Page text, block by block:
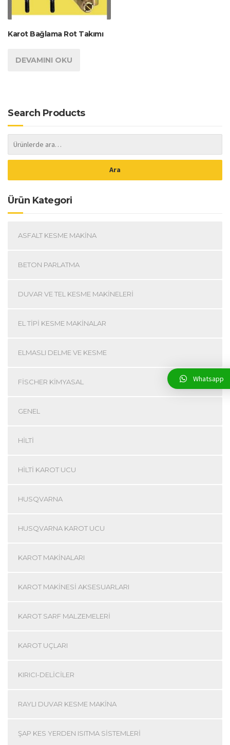
Karot Bağlama Rot Takımı
DEVAMINI OKU
Search Products
Ara
Ürün Kategori
ASFALT KESME MAKINA
BETON PARLATMA
DUVAR VE TEL KESME MAKINELERI
EL TIPI KESME MAKINALAR
ELMASLI DELME VE KESME
FISCHER KIMYASAL
GENEL
HILTI
HILTI KAROT UCU
HUSQVARNA
HUSQVARNA KAROT UCU
KAROT MAKINALARI
KAROT MAKINESI AKSESUARLARI
KAROT SARF MALZEMELERI
KAROT UÇLARI
KIRICI-DELICILER
RAYLI DUVAR KESME MAKINA
ŞAP KES YERDEN ISITMA SISTEMLERI
Whatsapp